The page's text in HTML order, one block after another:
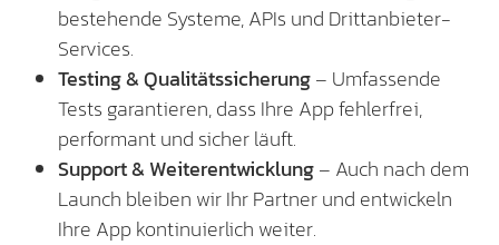
bestehende Systeme, APIs und Drittanbieter-
Services.
Testing & Qualitätssicherung– Umfassende
Tests garantieren, dass Ihre App fehlerfrei,
performant und sicher läuft.
Support & Weiterentwicklung– Auch nach dem
Launch bleiben wir Ihr Partner und entwickeln
Ihre App kontinuierlich weiter.